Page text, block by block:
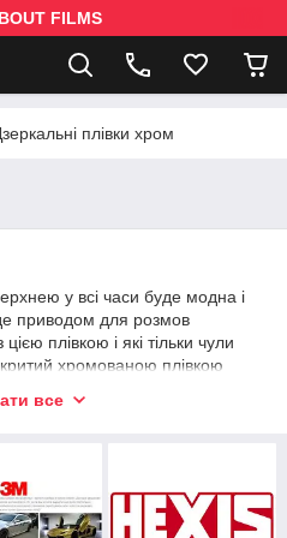
FILMS
плівки хром
у всі часи буде модна і
приводом для розмов
плівкою і які тільки чули
хромованою плівкою
плівкою.
все